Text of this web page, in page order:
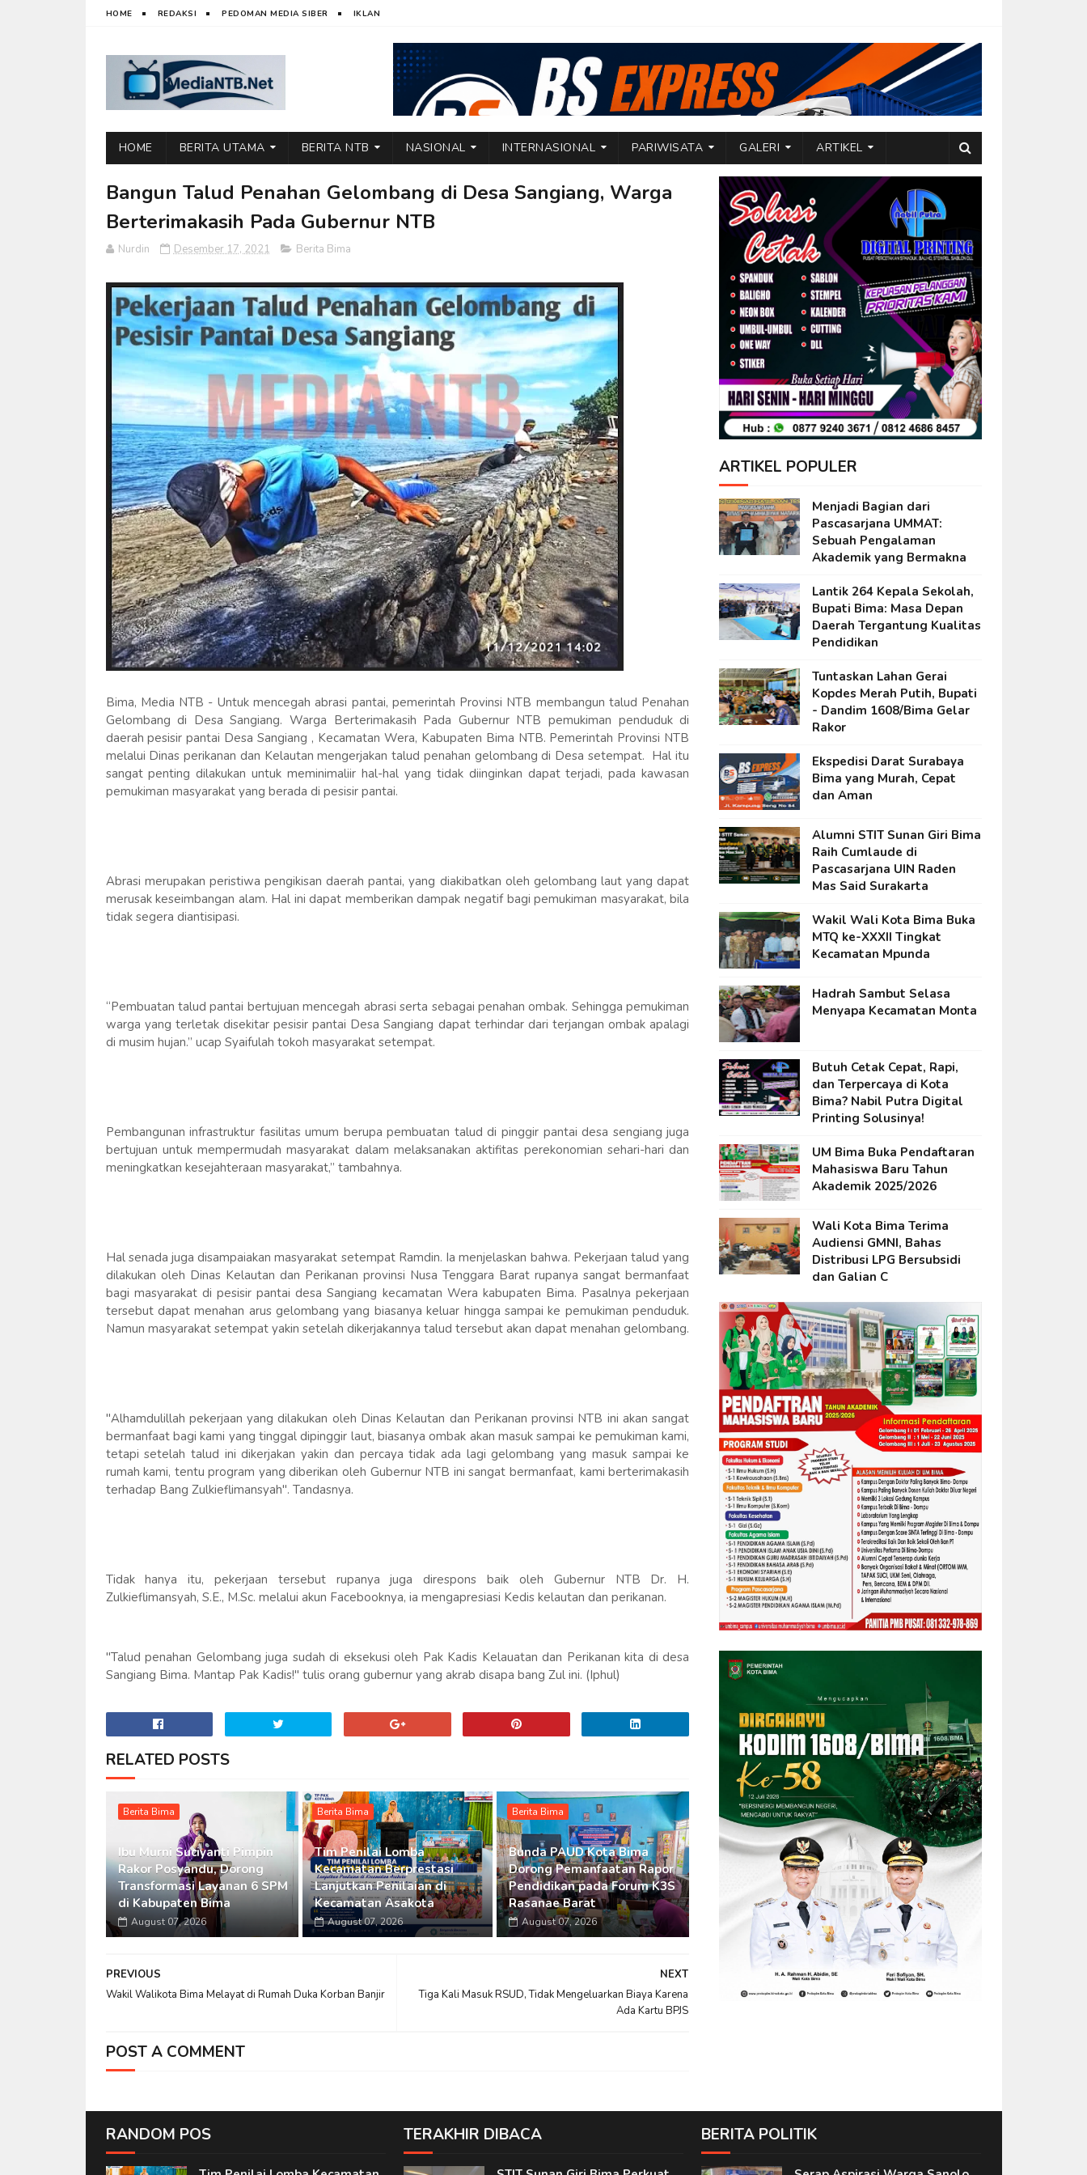
HOME REDAKSI PEDOMAN MEDIA SIBER IKLAN
HOME BERITA UTAMA BERITA NTB NASIONAL INTERNASIONAL PARIWISATA GALERI ARTIKEL
Bangun Talud Penahan Gelombang di Desa Sangiang, Warga
Berterimakasih Pada Gubernur NTB
Nurdin Desember 17, 2021 Berita Bima
Bima, Media NTB - Untuk mencegah abrasi pantai, pemerintah Provinsi NTB membangun talud Penahan
Gelombang di Desa Sangiang. Warga Berterimakasih Pada Gubernur NTB pemukiman penduduk di
daerah pesisir pantai Desa Sangiang , Kecamatan Wera, Kabupaten Bima NTB. Pemerintah Provinsi NTB
melalui Dinas perikanan dan Kelautan mengerjakan talud penahan gelombang di Desa setempat. Hal itu
sangat penting dilakukan untuk meminimaliir hal-hal yang tidak diinginkan dapat terjadi, pada kawasan
pemukiman masyarakat yang berada di pesisir pantai.
Abrasi merupakan peristiwa pengikisan daerah pantai, yang diakibatkan oleh gelombang laut yang dapat
merusak keseimbangan alam. Hal ini dapat memberikan dampak negatif bagi pemukiman masyarakat, bila
tidak segera diantisipasi.
“Pembuatan talud pantai bertujuan mencegah abrasi serta sebagai penahan ombak. Sehingga pemukiman
warga yang terletak disekitar pesisir pantai Desa Sangiang dapat terhindar dari terjangan ombak apalagi
di musim hujan.” ucap Syaifulah tokoh masyarakat setempat.
Pembangunan infrastruktur fasilitas umum berupa pembuatan talud di pinggir pantai desa sengiang juga
bertujuan untuk mempermudah masyarakat dalam melaksanakan aktifitas perekonomian sehari-hari dan
meningkatkan kesejahteraan masyarakat,” tambahnya.
Hal senada juga disampaiakan masyarakat setempat Ramdin. Ia menjelaskan bahwa. Pekerjaan talud yang
dilakukan oleh Dinas Kelautan dan Perikanan provinsi Nusa Tenggara Barat rupanya sangat bermanfaat
bagi masyarakat di pesisir pantai desa Sangiang kecamatan Wera kabupaten Bima. Pasalnya pekerjaan
tersebut dapat menahan arus gelombang yang biasanya keluar hingga sampai ke pemukiman penduduk.
Namun masyarakat setempat yakin setelah dikerjakannya talud tersebut akan dapat menahan gelombang.
"Alhamdulillah pekerjaan yang dilakukan oleh Dinas Kelautan dan Perikanan provinsi NTB ini akan sangat
bermanfaat bagi kami yang tinggal dipinggir laut, biasanya ombak akan masuk sampai ke pemukiman kami,
tetapi setelah talud ini dikerjakan yakin dan percaya tidak ada lagi gelombang yang masuk sampai ke
rumah kami, tentu program yang diberikan oleh Gubernur NTB ini sangat bermanfaat, kami berterimakasih
terhadap Bang Zulkieflimansyah". Tandasnya.
Tidak hanya itu, pekerjaan tersebut rupanya juga direspons baik oleh Gubernur NTB Dr. H.
Zulkieflimansyah, S.E., M.Sc. melalui akun Facebooknya, ia mengapresiasi Kedis kelautan dan perikanan.
"Talud penahan Gelombang juga sudah di eksekusi oleh Pak Kadis Kelauatan dan Perikanan kita di desa
Sangiang Bima. Mantap Pak Kadis!" tulis orang gubernur yang akrab disapa bang Zul ini. (Iphul)
RELATED POSTS
Berita Bima
Ibu Murni Suciyanti Pimpin
Rakor Posyandu, Dorong
Transformasi Layanan 6 SPM
di Kabupaten Bima
August 07, 2026
Berita Bima
Tim Penilai Lomba
Kecamatan Berprestasi
Lanjutkan Penilaian di
Kecamatan Asakota
August 07, 2026
Berita Bima
Bunda PAUD Kota Bima
Dorong Pemanfaatan Rapor
Pendidikan pada Forum K3S
Rasanae Barat
August 07, 2026
NEXT
Tiga Kali Masuk RSUD, Tidak Mengeluarkan Biaya Karena
Ada Kartu BPJS
PREVIOUS
Wakil Walikota Bima Melayat di Rumah Duka Korban Banjir
POST A COMMENT
ARTIKEL POPULER
Menjadi Bagian dari
Pascasarjana UMMAT:
Sebuah Pengalaman
Akademik yang Bermakna
Lantik 264 Kepala Sekolah,
Bupati Bima: Masa Depan
Daerah Tergantung Kualitas
Pendidikan
Tuntaskan Lahan Gerai
Kopdes Merah Putih, Bupati
- Dandim 1608/Bima Gelar
Rakor
Ekspedisi Darat Surabaya
Bima yang Murah, Cepat
dan Aman
Alumni STIT Sunan Giri Bima
Raih Cumlaude di
Pascasarjana UIN Raden
Mas Said Surakarta
Wakil Wali Kota Bima Buka
MTQ ke-XXXII Tingkat
Kecamatan Mpunda
Hadrah Sambut Selasa
Menyapa Kecamatan Monta
Butuh Cetak Cepat, Rapi,
dan Terpercaya di Kota
Bima? Nabil Putra Digital
Printing Solusinya!
UM Bima Buka Pendaftaran
Mahasiswa Baru Tahun
Akademik 2025/2026
Wali Kota Bima Terima
Audiensi GMNI, Bahas
Distribusi LPG Bersubsidi
dan Galian C
RANDOM POS TERAKHIR DIBACA BERITA POLITIK